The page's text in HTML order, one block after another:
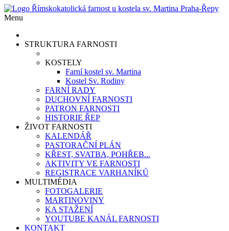
Menu
STRUKTURA FARNOSTI
KOSTELY
Farní kostel sv. Martina
Kostel Sv. Rodiny
FARNÍ RADY
DUCHOVNÍ FARNOSTI
PATRON FARNOSTI
HISTORIE ŘEP
ŽIVOT FARNOSTI
KALENDÁŘ
PASTORAČNÍ PLÁN
KŘEST, SVATBA, POHŘEB...
AKTIVITY VE FARNOSTI
REGISTRACE VARHANÍKŮ
MULTIMÉDIA
FOTOGALERIE
MARTINOVINY
KA STAŽENÍ
YOUTUBE KANÁL FARNOSTI
KONTAKT